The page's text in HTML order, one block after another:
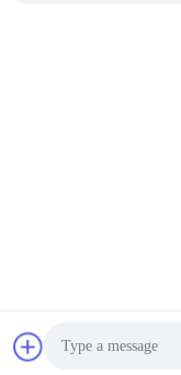
Guangdong